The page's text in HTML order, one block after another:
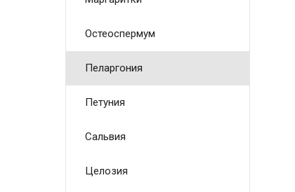
Остеоспермум
Пеларгония
Петуния
Сальвия
Целозия